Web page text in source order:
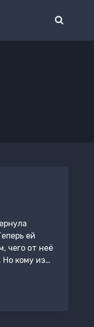
ей
чего от неё
кому из…